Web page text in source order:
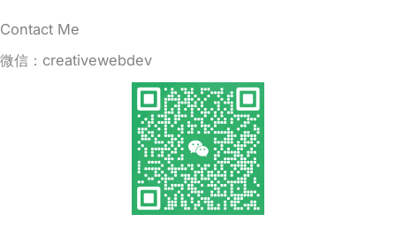
Contact Me
微信：creativewebdev